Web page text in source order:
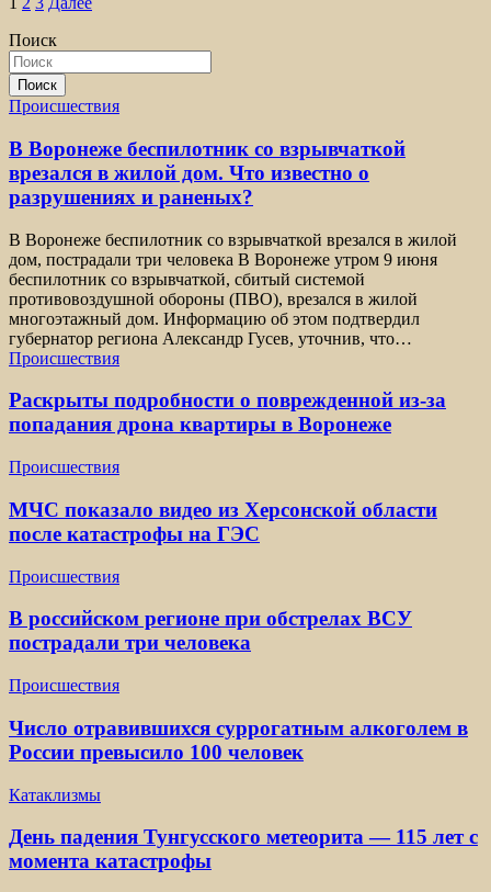
Пагинация
записей
Поиск
Поиск
Происшествия
В Воронеже беспилотник со взрывчаткой
врезался в жилой дом. Что известно о
разрушениях и раненых?
В Воронеже беспилотник со взрывчаткой врезался в жилой
дом, пострадали три человека В Воронеже утром 9 июня
беспилотник со взрывчаткой, сбитый системой
противовоздушной обороны (ПВО), врезался в жилой
многоэтажный дом. Информацию об этом подтвердил
губернатор региона Александр Гусев, уточнив, что…
Происшествия
Раскрыты подробности о поврежденной из-за
попадания дрона квартиры в Воронеже
Происшествия
МЧС показало видео из Херсонской области
после катастрофы на ГЭС
Происшествия
В российском регионе при обстрелах ВСУ
пострадали три человека
Происшествия
Число отравившихся суррогатным алкоголем в
России превысило 100 человек
Катаклизмы
День падения Тунгусского метеорита — 115 лет с
момента катастрофы